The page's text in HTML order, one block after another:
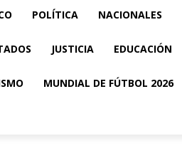
POLÍTICA NACIONALES
JUSTICIA EDUCACIÓN
MUNDIAL DE FÚTBOL 2026